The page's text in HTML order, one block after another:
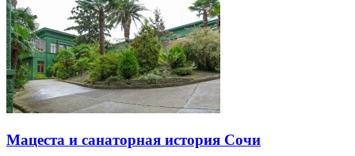
Мацеста и санаторная история Сочи